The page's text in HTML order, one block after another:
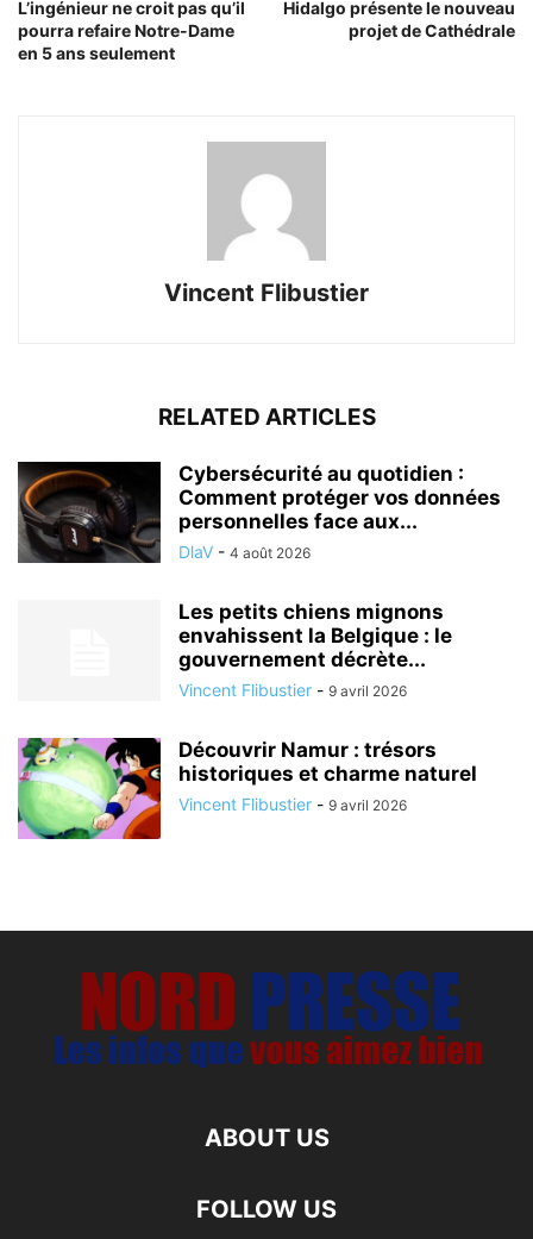
L’ingénieur ne croit pas qu’il
pourra refaire Notre-Dame
en 5 ans seulement
Hidalgo présente le nouveau
projet de Cathédrale
Vincent Flibustier
RELATED ARTICLES
Cybersécurité au quotidien :
Comment protéger vos données
personnelles face aux...
DlaV - 4 août 2026
Les petits chiens mignons
envahissent la Belgique : le
gouvernement décrète...
Vincent Flibustier - 9 avril 2026
Découvrir Namur : trésors
historiques et charme naturel
Vincent Flibustier - 9 avril 2026
ABOUT US
FOLLOW US